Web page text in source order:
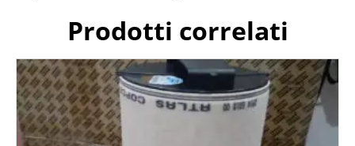
Prodotti correlati